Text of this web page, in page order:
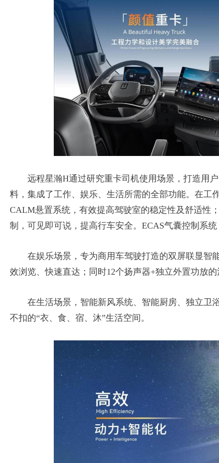
远程星瀚H通过研究重卡司机使用场景，打造用户
料，集成了工作、娱乐、生活所需的全部功能。在工
CALM悬置系统，有效提高驾驶室的稳定性及舒适性
制，可见即可说，提高行车安全。ECAS气囊控制系
在娱乐场景，专为商用车驾驶打造的双屏联显智
效浏览、快速直达；同时12个扬声器+独立外置功放
在生活场景，智能新风系统、智能厨房、独立卫
不扣的“衣、食、宿、沐”生活空间。